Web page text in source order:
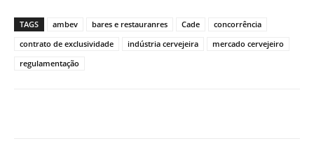
TAGS ambev bares e restauranres Cade
concorrência
contrato de exclusividade
indústria cervejeira
mercado cervejeiro
regulamentação